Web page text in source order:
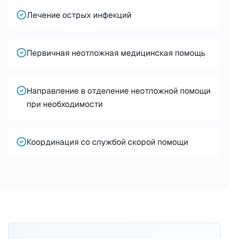
Лечение острых инфекций
Первичная неотложная медицинская помощь
Направление в отделение неотложной помощи
при необходимости
Координация со службой скорой помощи